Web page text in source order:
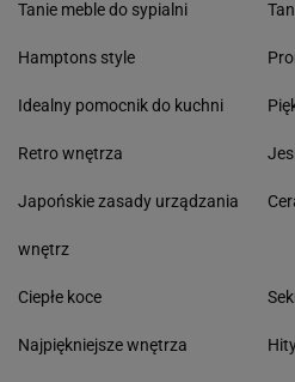
Tanie meble do sypialni
Hamptons style
Idealny pomocnik do kuchni
Retro wnętrza
Japońskie zasady urządzania
wnętrz
Ciepłe koce
Najpiękniejsze wnętrza